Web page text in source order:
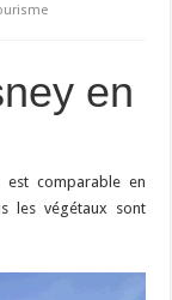
en
est comparable en
les végétaux sont